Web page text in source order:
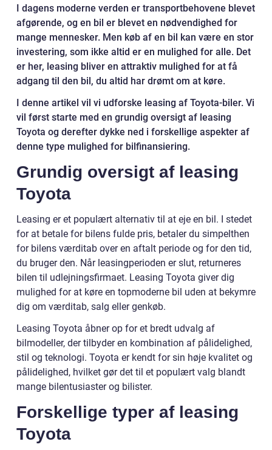
I dagens moderne verden er transportbehovene blevet
afgørende, og en bil er blevet en nødvendighed for
mange mennesker. Men køb af en bil kan være en stor
investering, som ikke altid er en mulighed for alle. Det
er her, leasing bliver en attraktiv mulighed for at få
adgang til den bil, du altid har drømt om at køre.
I denne artikel vil vi udforske leasing af Toyota-biler. Vi
vil først starte med en grundig oversigt af leasing
Toyota og derefter dykke ned i forskellige aspekter af
denne type mulighed for bilfinansiering.
Grundig oversigt af leasing
Toyota
Leasing er et populært alternativ til at eje en bil. I stedet
for at betale for bilens fulde pris, betaler du simpelthen
for bilens værditab over en aftalt periode og for den tid,
du bruger den. Når leasingperioden er slut, returneres
bilen til udlejningsfirmaet. Leasing Toyota giver dig
mulighed for at køre en topmoderne bil uden at bekymre
dig om værditab, salg eller genkøb.
Leasing Toyota åbner op for et bredt udvalg af
bilmodeller, der tilbyder en kombination af pålidelighed,
stil og teknologi. Toyota er kendt for sin høje kvalitet og
pålidelighed, hvilket gør det til et populært valg blandt
mange bilentusiaster og bilister.
Forskellige typer af leasing
Toyota